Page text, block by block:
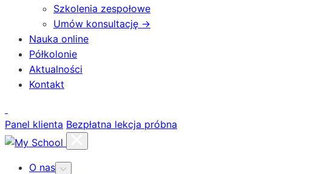
Szkolenia zespołowe
Umów konsultację →
Nauka online
Półkolonie
Aktualności
Kontakt
Panel klienta Bezpłatna lekcja próbna
O nas